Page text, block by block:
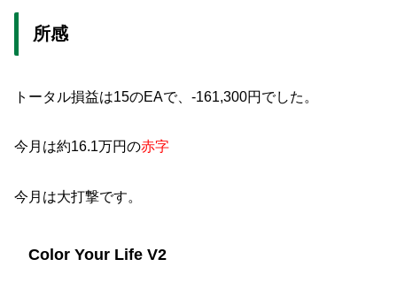
所感
トータル損益は15のEAで、 -161,300円 でした。
今月は約16.1万円の赤字
今月は大打撃です。
Color Your Life V2